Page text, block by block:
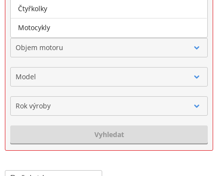
Značka
Objem motoru
Model
Rok výroby
Vyhledat
Čtyřkolky
Motocykly